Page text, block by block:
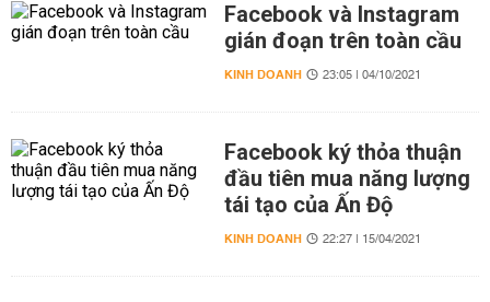
Facebook và Instagram
gián đoạn trên toàn cầu
KINH DOANH 23:05 | 04/10/2021
Facebook ký thỏa thuận
đầu tiên mua năng lượng
tái tạo của Ấn Độ
KINH DOANH 22:27 | 15/04/2021